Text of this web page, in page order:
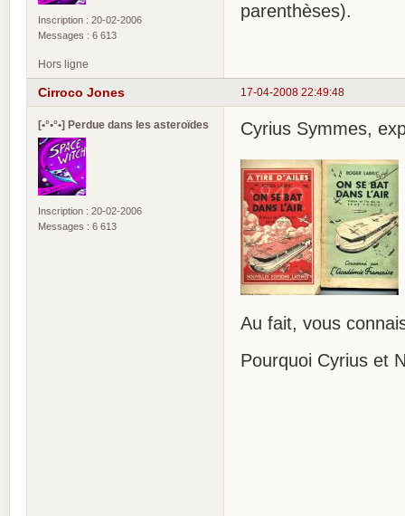
Inscription : 20-02-2006
Messages : 6 613
parenthèses).
Hors ligne
17-04-2008 22:49:48
Cirroco Jones
[•°•°•] Perdue dans les asteroïdes
Inscription : 20-02-2006
Messages : 6 613
Cyrius Symmes,
Au fait, vous
Pourquoi Cyrius et